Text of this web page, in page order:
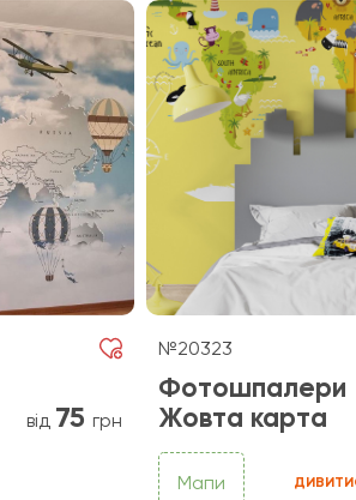
від 75 грн
№20323
Фотошпалери
Жовта карта
Мапи